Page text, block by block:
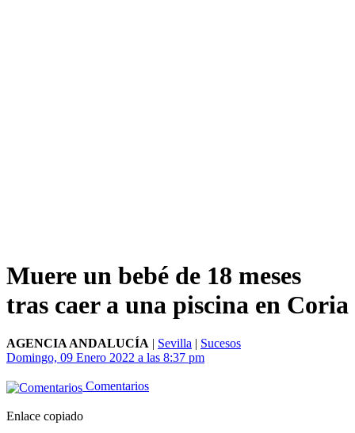
Muere un bebé de 18 meses
tras caer a una piscina en Coria
AGENCIA ANDALUCÍA | Sevilla | Sucesos
Domingo, 09 Enero 2022 a las 8:37 pm
Comentarios
Enlace copiado